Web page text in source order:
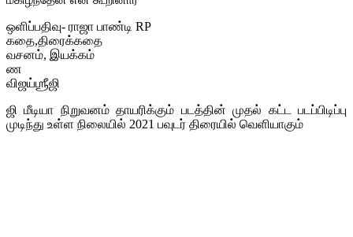
ஒளிப்பதிவு- ராஜா பாண்டி RP
கதை,திரைக்கதை
வசனம், இயக்கம்
ண
விஜய்ஶ்ரீஜி
ஜி மீடியா நிறுவனம் தாயரிக்கும் படத்தின் முதல் கட்ட படப்பிடிப்பு
முடிந்து உள்ள நிலையில் 2021 பவுடர் திரையில் வெளியாகும்